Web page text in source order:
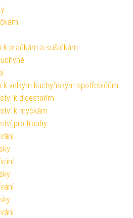
k pračkám a sušičkám
k velkým kuchyňským spotřebičům
k digestořím
k myčkám
pro trouby